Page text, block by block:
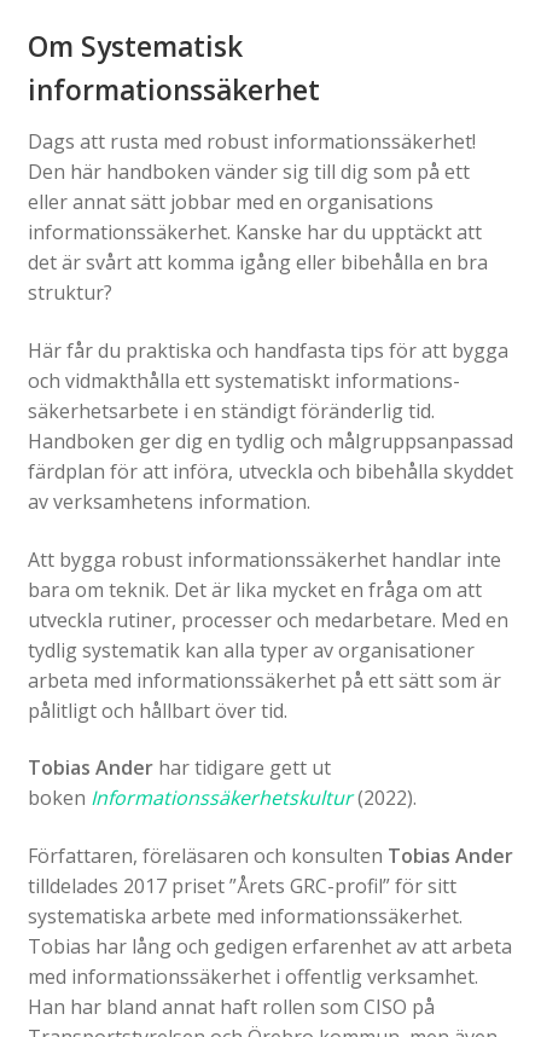
Om Systematisk
informationssäkerhet
Dags att rusta med robust informationssäkerhet!
Den här handboken vänder sig till dig som på ett
eller annat sätt jobbar med en organisations
informationssäkerhet. Kanske har du upptäckt att
det är svårt att komma igång eller bibehålla en bra
struktur?
Här får du praktiska och handfasta tips för att bygga
och vidmakthålla ett systematiskt informations-
säkerhetsarbete i en ständigt föränderlig tid.
Handboken ger dig en tydlig och målgruppsanpassad
färdplan för att införa, utveckla och bibehålla skyddet
av verksamhetens information.
Att bygga robust informationssäkerhet handlar inte
bara om teknik. Det är lika mycket en fråga om att
utveckla rutiner, processer och medarbetare. Med en
tydlig systematik kan alla typer av organisationer
arbeta med informationssäkerhet på ett sätt som är
pålitligt och hållbart över tid.
Tobias Anderhar tidigare gett ut
boken Informationssäkerhetskultur(2022).
Författaren, föreläsaren och konsulten Tobias Ander
tilldelades 2017 priset ”Årets GRC-profil” för sitt
systematiska arbete med informationssäkerhet.
Tobias har lång och gedigen erfarenhet av att arbeta
med informationssäkerhet i offentlig verksamhet.
Han har bland annat haft rollen som CISO på